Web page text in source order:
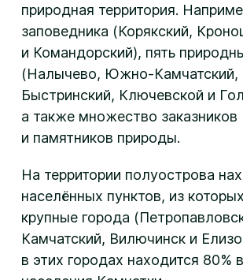
природная территория.
заповедника (Корякский,
и Командорский), пять
(Налычево, Южно-Камчатский,
Быстринский, Ключевской и
а также множество заказников
и памятников природы.
На территории полуострова
населённых пунктов, из
крупные города
Камчатский, Вилючинск и
в этих городах находится 80%